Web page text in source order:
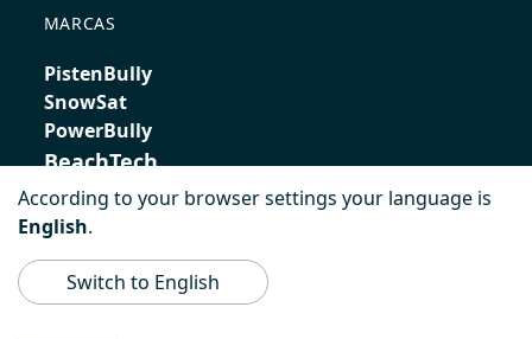
MARCAS
PistenBully
SnowSat
PowerBully
BeachTech
ProAcademy
According to your browser settings your language is
English.
Switch to English